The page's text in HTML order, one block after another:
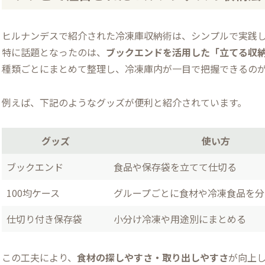
ヒルナンデスで紹介された冷凍庫収納術は、シンプルで実
特に話題となったのは、 ブックエンドを活用した「立てる収
種類ごとにまとめて整理し、冷凍庫内が一目で把握できるの
例えば、下記のようなグッズが便利と紹介されています。
グッズ
使い方
ブックエンド
食品や保存袋を立てて仕切る
100均ケース
グループごとに食材や冷凍食品を
仕切り付き保存袋
小分け冷凍や用途別にまとめる
この工夫により、食材の探しやすさ・取り出しやすさが向上